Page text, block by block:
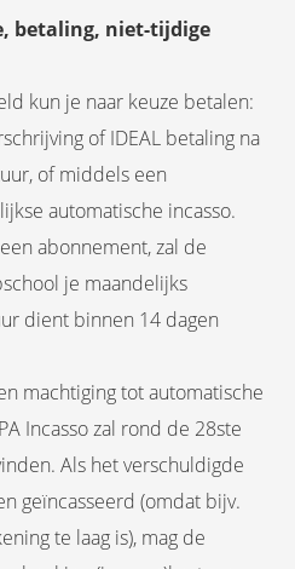
betaling, niet-tijdige
kun je naar keuze betalen:
of IDEAL betaling na
of middels een
automatische incasso.
abonnement, zal de
je maandelijks
dient binnen 14 dagen
machtiging tot automatische
Incasso zal rond de 28ste
Als het verschuldigde
geïncasseerd (omdat bijv.
te laag is), mag de